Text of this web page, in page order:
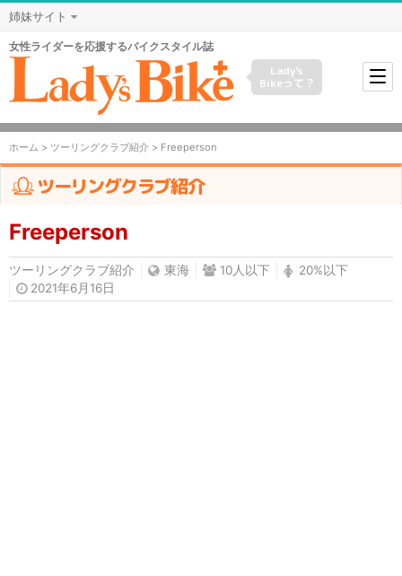
姉妹サイト
女性ライダーを応援するバイクスタイル誌
Lady's
Bikeって？
ホーム > ツーリングクラブ紹介 > Freeperson
ツーリングクラブ紹介
Freeperson
ツーリングクラブ紹介 東海 10人以下
20%以下
2021年6月16日